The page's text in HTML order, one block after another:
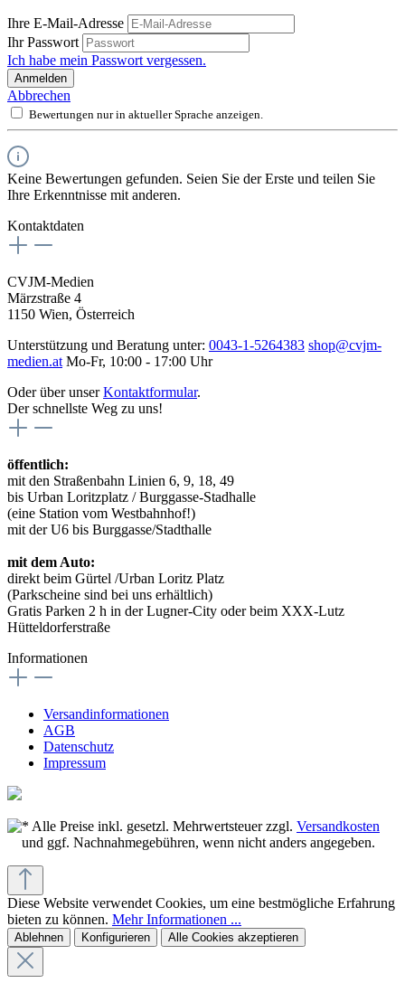
Ihre E-Mail-Adresse
Ihr Passwort
Ich habe mein Passwort vergessen.
Anmelden
Abbrechen
Bewertungen nur in aktueller Sprache anzeigen.
Keine Bewertungen gefunden. Seien Sie der Erste und teilen Sie
Ihre Erkenntnisse mit anderen.
Kontaktdaten
CVJM-Medien
Märzstraße 4
1150 Wien, Österreich
Unterstützung und Beratung unter: 0043-1-5264383 shop@cvjm-
medien.at Mo-Fr, 10:00 - 17:00 Uhr
Oder über unserKontaktformular.
Der schnellste Weg zu uns!
öffentlich:
mit den Straßenbahn Linien 6, 9, 18, 49
bis Urban Loritzplatz / Burggasse-Stadhalle
(eine Station vom Westbahnhof!)
mit der U6 bis Burggasse/Stadthalle
mit dem Auto:
direkt beim Gürtel /Urban Loritz Platz
(Parkscheine sind bei uns erhältlich)
Gratis Parken 2 h in der Lugner-City oder beim XXX-Lutz
Hütteldorferstraße
Informationen
Versandinformationen
AGB
Datenschutz
Impressum
* Alle Preise inkl. gesetzl. Mehrwertsteuer zzgl. Versandkosten
und ggf. Nachnahmegebühren, wenn nicht anders angegeben.
Diese Website verwendet Cookies, um eine bestmögliche Erfahrung
bieten zu können. Mehr Informationen ...
Ablehnen Konfigurieren Alle Cookies akzeptieren